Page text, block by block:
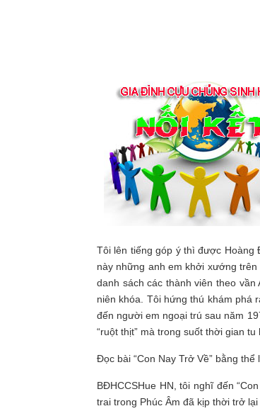
Tôi lên tiếng góp ý thì được Hoàng
này những anh em khởi xướng
danh sách các thành viên theo
niên khóa. Tôi hứng thú khám phá
đến người em ngoại trú sau năm
“ruột thịt” mà trong suốt thời gian
Đọc bài “Con Nay Trở Về” bằng
BĐHCCSHue HN, tôi nghĩ đến
trai trong Phúc Âm đã kịp thời trở